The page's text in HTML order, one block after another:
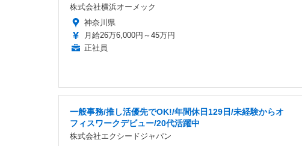
株式会社横浜オーメック
神奈川県
月給26万6,000円～45万円
正社員
一般事務/推し活優先でOK!/年間休日129日/未経験からオ
フィスワークデビュー/20代活躍中
株式会社エクシードジャパン